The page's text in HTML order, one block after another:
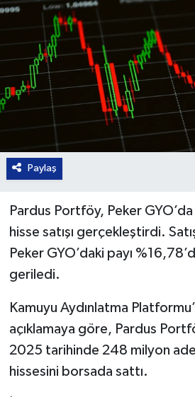
Paylaş
Pardus Portföy, Peker
hisse satışı gerçekleştirdi.
Peker GYO’daki payı
geriledi.
Kamuyu Aydınlatma
açıklamaya göre, Pardus
2025 tarihinde 248 milyon
hissesini borsada sattı.